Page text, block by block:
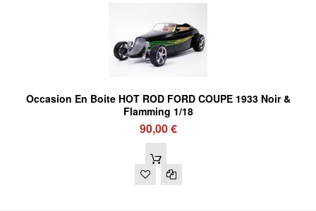
Occasion En Boite HOT ROD FORD COUPE 1933 Noir &
Flamming 1/18
90,00 €